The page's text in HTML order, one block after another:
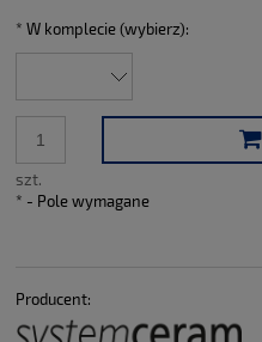
* W komplecie (wybierz):
szt.
* - Pole wymagane
Producent: